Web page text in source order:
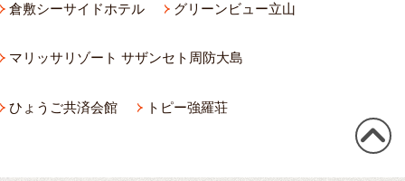
倉敷シーサイドホテル グリーンビュー立山
マリッサリゾート サザンセト周防大島
ひょうご共済会館 トピー強羅荘